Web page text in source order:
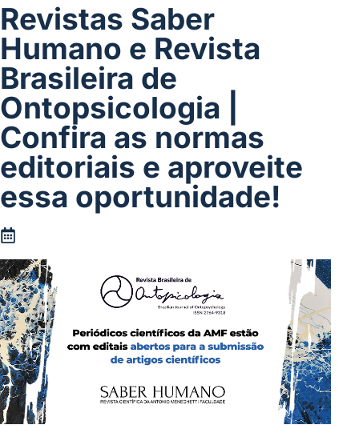
Revistas Saber
Humano e Revista
Brasileira de
Ontopsicologia |
Confira as normas
editoriais e aproveite
essa oportunidade!